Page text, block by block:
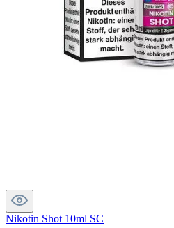
Nikotin Shot 10ml SC